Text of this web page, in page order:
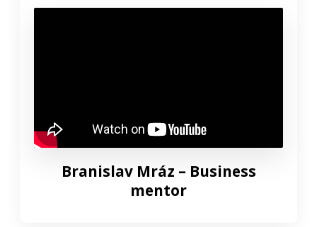
Branislav Mráz – Business
mentor